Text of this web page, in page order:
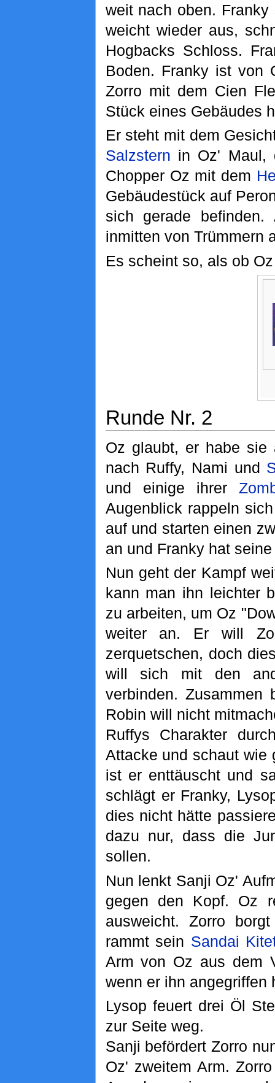
weit nach oben.
weicht wieder aus,
Hogbacks Schloss.
Boden. Franky ist von
Zorro mit dem Cien
Stück eines Gebäudes
Er steht mit dem
Salzstern in Oz' Maul,
Chopper Oz mit dem
Gebäudestück auf
sich gerade
inmitten von Trümmern
Es scheint so, als ob
Runde Nr. 2
Oz glaubt, er habe
nach Ruffy, Nami und
und einige ihrer
Augenblick rappeln
auf und starten einen
an und Franky hat
Nun geht der Kampf
kann man ihn leichter
zu arbeiten, um Oz
weiter an. Er will
zerquetschen, doch
will sich mit den
verbinden.
Robin will nicht
Ruffys Charakter
Attacke und schaut wie
ist er enttäuscht und
schlägt er Franky,
dies nicht hätte
dazu nur, dass die
sollen.
Nun lenkt Sanji Oz'
gegen den Kopf. Oz
ausweicht. Zorro
rammt sein Sandai
Arm von Oz aus dem
wenn er ihn angegriffen
Lysop feuert drei Öl
zur Seite weg.
Sanji befördert Zorro
Oz' zweitem Arm.